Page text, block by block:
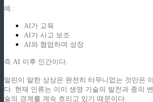
예 :
AI가 교육
AI가 사고 보조
AI와 협업하며 성장
즉 AI 이후 인간이다.
멀린이 말한 상상은 완전히 터무니없는 것만은
다. 현재 인류는 이미 생명 기술의 발전과 종의
술의 경계를 계속 흐리고 있기 때문이다.